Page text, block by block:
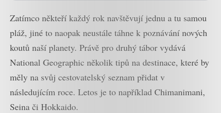
Zatímco někteří každý rok navštěvují jednu a tu samou
pláž, jiné to naopak neustále táhne k poznávání nových
koutů naší planety. Právě pro druhý tábor vydává
National Geographic několik tipů na destinace, které by
měly na svůj cestovatelský seznam přidat v
následujícím roce. Letos je to například Chimanimani,
Seina či Hokkaido.